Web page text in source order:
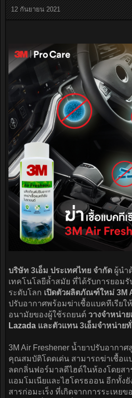
12 กันยายน 2021
บริษัท 3เอ็ม ประเทศไทย จำกัด ผู้นำ
เทคโนโลยีล้ำสมัย ที่ได้รับการยอม
ระดับโลก เปิดตัวผลิตภัณฑ์ใหม่ 3M
ปรับอากาศพร้อมฆ่าเชื้อแบคทีเรีย
อนามัยของผู้ใช้รถยนต์ วางจำหน่า
Lazada และตัวแทน 3เอ็มจำหน่าย
3M Air Freshener น้ำยาปรับอากา
คุณสมบัติโดดเด่น สามารถฆ่าเชื้อแ
ลดกลิ่นฟอร์มาลดีไฮด์ในห้องโดยส
แอมโมเนียและไฮโดรธออน อีกทั้งยั
สารก่อมะเร็ง ที่เกิดจากการระเหย